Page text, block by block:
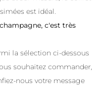
est idéal.
c'est très
la sélection ci-dessous
souhaitez commander,
nous votre message